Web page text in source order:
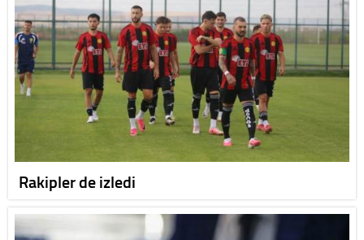
Rakipler de izledi